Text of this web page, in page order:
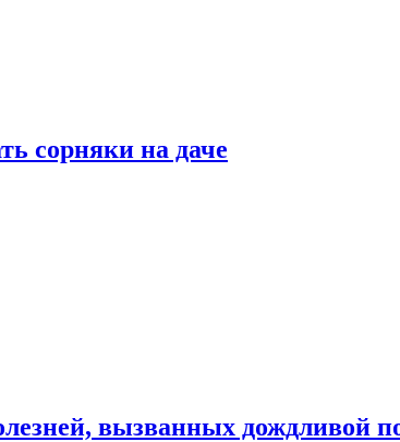
сорняки на даче
вызванных дождливой